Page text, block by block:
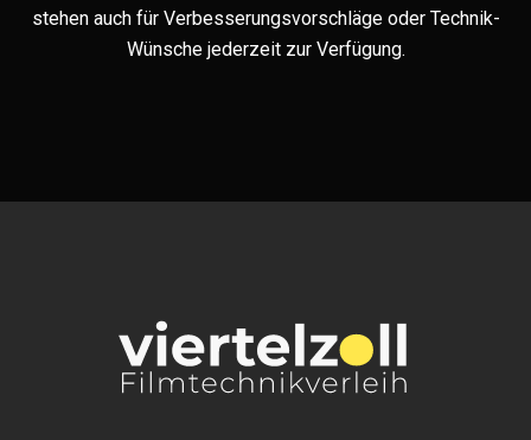
stehen auch für Verbesserungsvorschläge oder Technik-
Wünsche jederzeit zur Verfügung.